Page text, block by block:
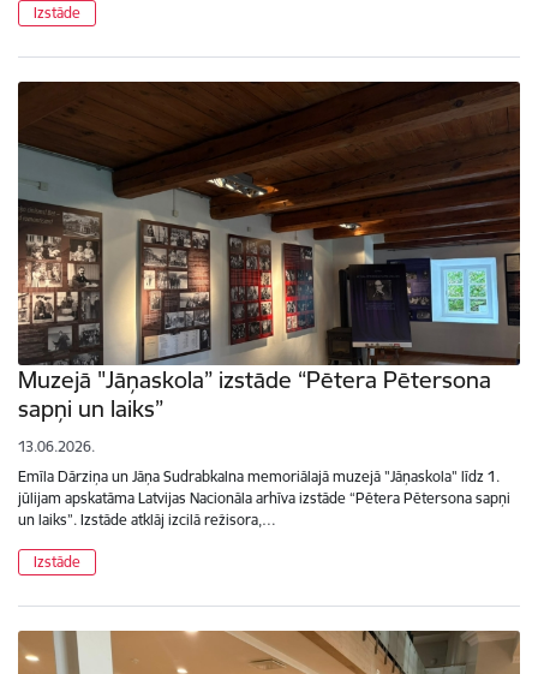
Izstāde
Muzejā "Jāņaskola” izstāde “Pētera Pētersona
sapņi un laiks”
13.06.2026.
Emīla Dārziņa un Jāņa Sudrabkalna memoriālajā muzejā "Jāņaskola" līdz 1.
jūlijam apskatāma Latvijas Nacionāla arhīva izstāde “Pētera Pētersona sapņi
un laiks”. Izstāde atklāj izcilā režisora,…
Izstāde